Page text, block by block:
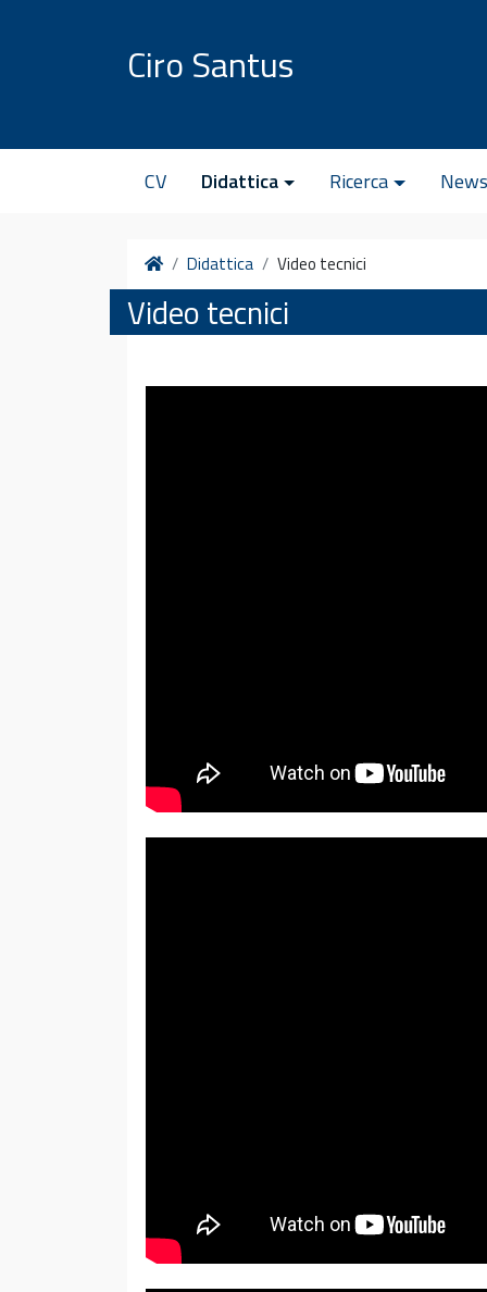
Ciro Santus
CV Didattica Ricerca News
HomeDidattica Video tecnici
Video tecnici